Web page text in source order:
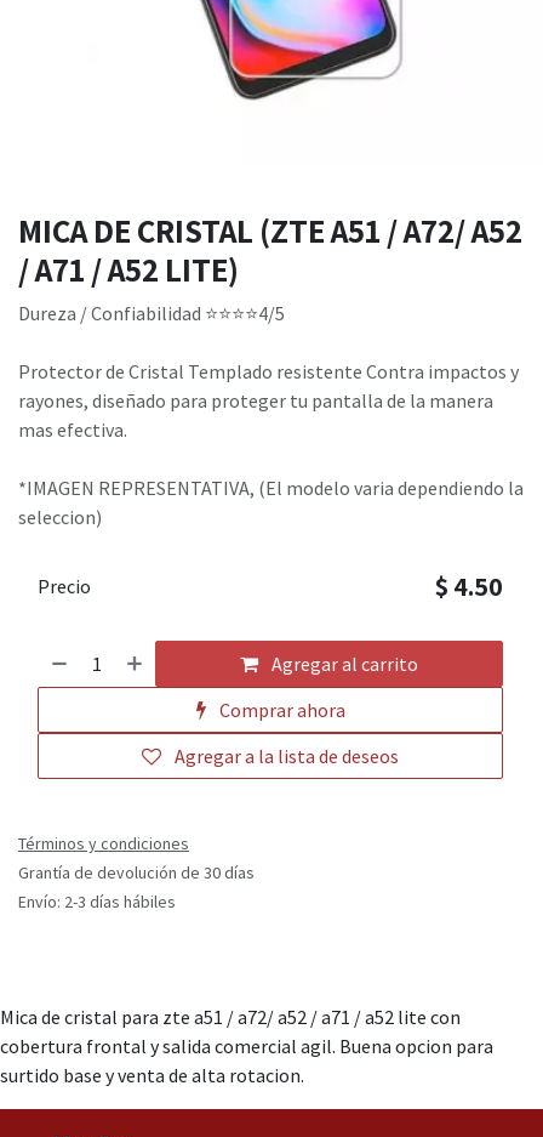
MICA DE CRISTAL (ZTE A51 / A72/ A52
/ A71 / A52 LITE)
Dureza / Confiabilidad ⭐⭐⭐⭐4/5
Protector de Cristal Templado resistente Contra impactos y
rayones, diseñado para proteger tu pantalla de la manera
mas efectiva.
*IMAGEN REPRESENTATIVA, (El modelo varia dependiendo la
seleccion)
Agregar al carrito
Comprar ahora
Agregar a la lista de deseos
Precio $ 4.50
Términos y condiciones
Grantía de devolución de 30 días
Envío: 2-3 días hábiles
Mica de cristal para zte a51 / a72/ a52 / a71 / a52 lite con
cobertura frontal y salida comercial agil. Buena opcion para
surtido base y venta de alta rotacion.